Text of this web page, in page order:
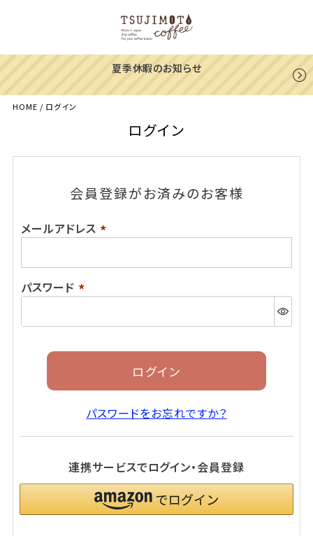
夏季休暇のお知らせ
HOME ログイン
ログイン
会員登録がお済みのお客様
メールアドレス
須)
パスワード
須)
ログイン
パスワードをお忘れですか？
連携サービスでログイン・会員登録